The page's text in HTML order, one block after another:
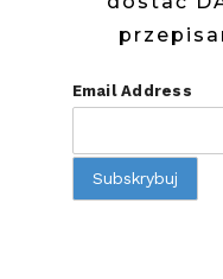
Email Address